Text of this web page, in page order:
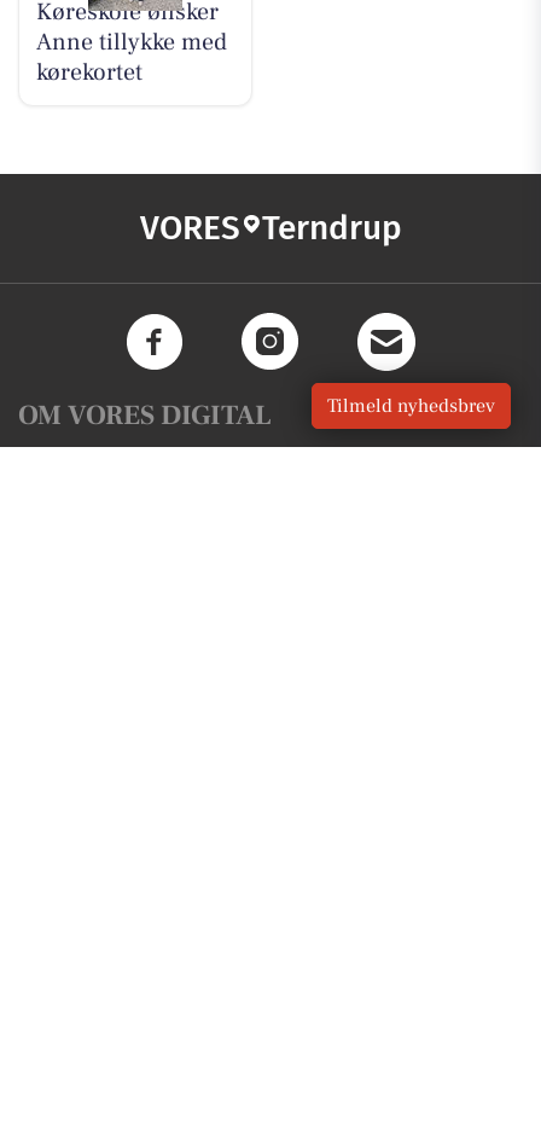
Køreskole ønsker
Anne tillykke med
kørekortet
VORES Terndrup
OM VORES DIGITAL Tilmeld nyhedsbrev